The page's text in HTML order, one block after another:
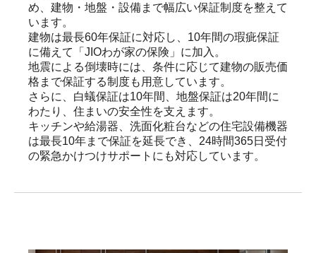
め、建物・地盤・設備まで幅広い保証制度を整えて
います。
建物は最長60年保証に対応し、10年間の瑕疵保証
に備えて「JIOわが家の保険」に加入。
地震による倒壊時には、条件に応じて建物の販売価
格まで保証する制度も用意しています。
さらに、白蟻保証は10年間、地盤保証は20年間に
わたり、住まいの安全性を支えます。
キッチンや給湯器、洗面化粧台などの住宅設備機器
は最長10年まで保証を延長でき、24時間365日受付
の緊急かけつけサポートにも対応しています。